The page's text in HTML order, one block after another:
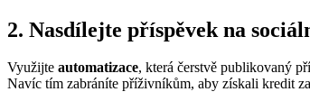
2. Nasdílejte příspěvek na
Využijte automatizace, která čerstvě publikovaný
Navíc tím zabráníte příživníkům, aby získali kredit